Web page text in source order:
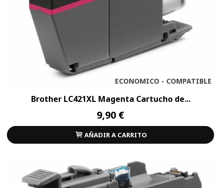
ECONOMICO - COMPATIBLE
Brother LC421XL Magenta Cartucho de...
9,90 €
AÑADIR A CARRITO